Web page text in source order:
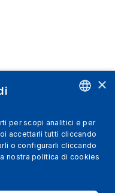
SPANISH
ITALIAN
×
per scopi analitici e per
accettarli tutti cliccando
o configurarli cliccando
nostra politica di cookies